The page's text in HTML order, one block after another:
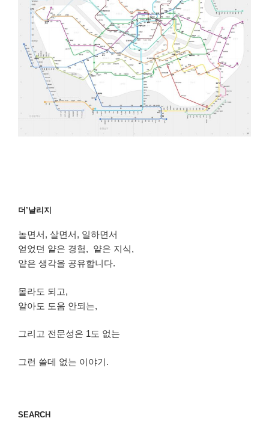
더’날리지
놀면서, 살면서, 일하면서
얻었던 얕은 경험, 얕은 지식,
얕은 생각을 공유합니다.
몰라도 되고,
알아도 도움 안되는,
그리고 전문성은 1도 없는
그런 쓸데 없는 이야기.
SEARCH